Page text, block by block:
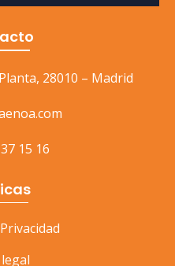
28010 – Madrid
15 16